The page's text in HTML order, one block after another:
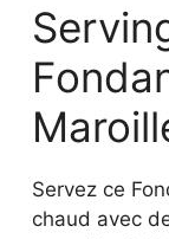
Servez ce
chaud avec